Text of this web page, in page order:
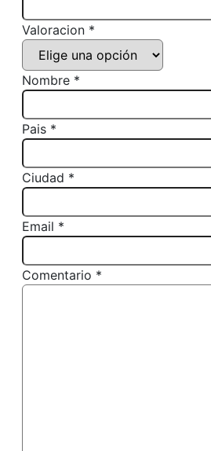
Valoracion *
Nombre *
Pais *
Ciudad *
Email *
Comentario *